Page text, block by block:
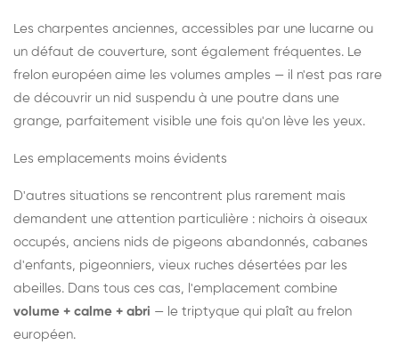
Les charpentes anciennes, accessibles par une lucarne ou
un défaut de couverture, sont également fréquentes. Le
frelon européen aime les volumes amples — il n'est pas rare
de découvrir un nid suspendu à une poutre dans une
grange, parfaitement visible une fois qu'on lève les yeux.
Les emplacements moins évidents
D'autres situations se rencontrent plus rarement mais
demandent une attention particulière : nichoirs à oiseaux
occupés, anciens nids de pigeons abandonnés, cabanes
d'enfants, pigeonniers, vieux ruches désertées par les
abeilles. Dans tous ces cas, l'emplacement combine
volume + calme + abri — le triptyque qui plaît au frelon
européen.